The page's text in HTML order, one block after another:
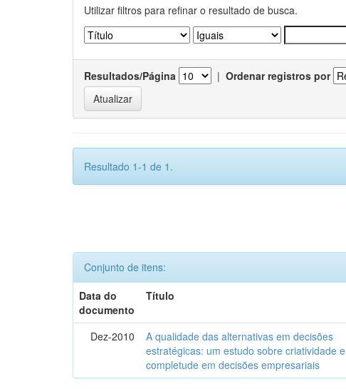
Utilizar filtros para refinar o resultado de busca.
Resultados/Página | Ordenar registros por
Resultado 1-1 de 1.
Conjunto de itens:
Data do
documento
Título
Dez-2010
A qualidade das alternativas em decisões
estratégicas: um estudo sobre criatividade e
completude em decisões empresariais